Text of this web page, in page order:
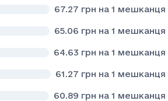
67.27 грн на 1 мешканця
65.06 грн на 1 мешканця
64.63 грн на 1 мешканця
61.27 грн на 1 мешканця
60.89 грн на 1 мешканця